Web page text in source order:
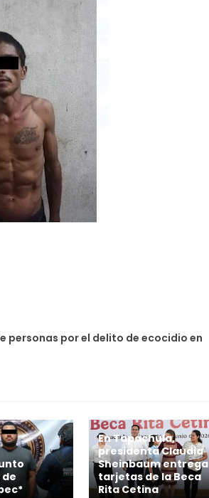
personas por el delito de ecocidio en
En Tapachula,
presidenta Claudia
Sheinbaum entrega
tarjetas de la Beca
Rita Cetina